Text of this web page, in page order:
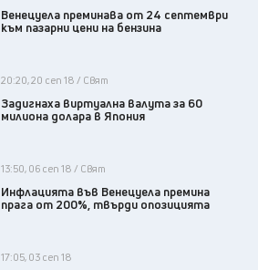
Венецуела преминава от 24 септември
към пазарни цени на бензина
20:20, 20 сеп 18 / Свят
Задигнаха виртуална валута за 60
милиона долара в Япония
13:50, 06 сеп 18 / Свят
Инфлацията във Венецуела премина
прага от 200%, твърди опозицията
17:05, 03 сеп 18